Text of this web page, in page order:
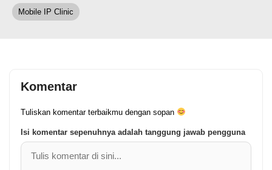
Mobile IP Clinic
Komentar
Tuliskan komentar terbaikmu dengan sopan
Isi komentar sepenuhnya adalah tanggung jawab pengguna